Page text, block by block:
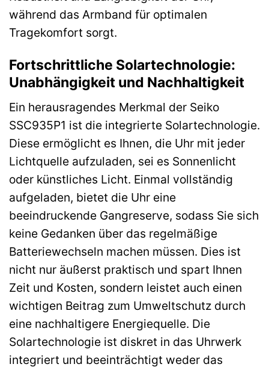
während das Armband für optimalen
Tragekomfort sorgt.
Fortschrittliche Solartechnologie:
Unabhängigkeit und Nachhaltigkeit
Ein herausragendes Merkmal der Seiko
SSC935P1 ist die integrierte Solartechnologie.
Diese ermöglicht es Ihnen, die Uhr mit jeder
Lichtquelle aufzuladen, sei es Sonnenlicht
oder künstliches Licht. Einmal vollständig
aufgeladen, bietet die Uhr eine
beeindruckende Gangreserve, sodass Sie sich
keine Gedanken über das regelmäßige
Batteriewechseln machen müssen. Dies ist
nicht nur äußerst praktisch und spart Ihnen
Zeit und Kosten, sondern leistet auch einen
wichtigen Beitrag zum Umweltschutz durch
eine nachhaltigere Energiequelle. Die
Solartechnologie ist diskret in das Uhrwerk
integriert und beeinträchtigt weder das